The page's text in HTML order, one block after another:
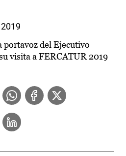
portavoz del Ejecutivo
visita a FERCATUR 2019